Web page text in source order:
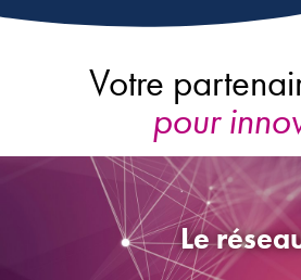
Votre partenaire R&D
Le